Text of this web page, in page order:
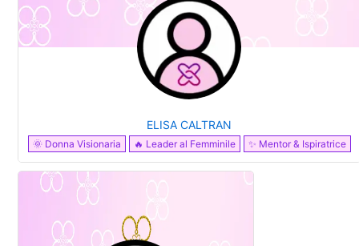
ELISA CALTRAN
🌞 Donna Visionaria 🔥 Leader al Femminile ✨ Mentor & Ispiratrice